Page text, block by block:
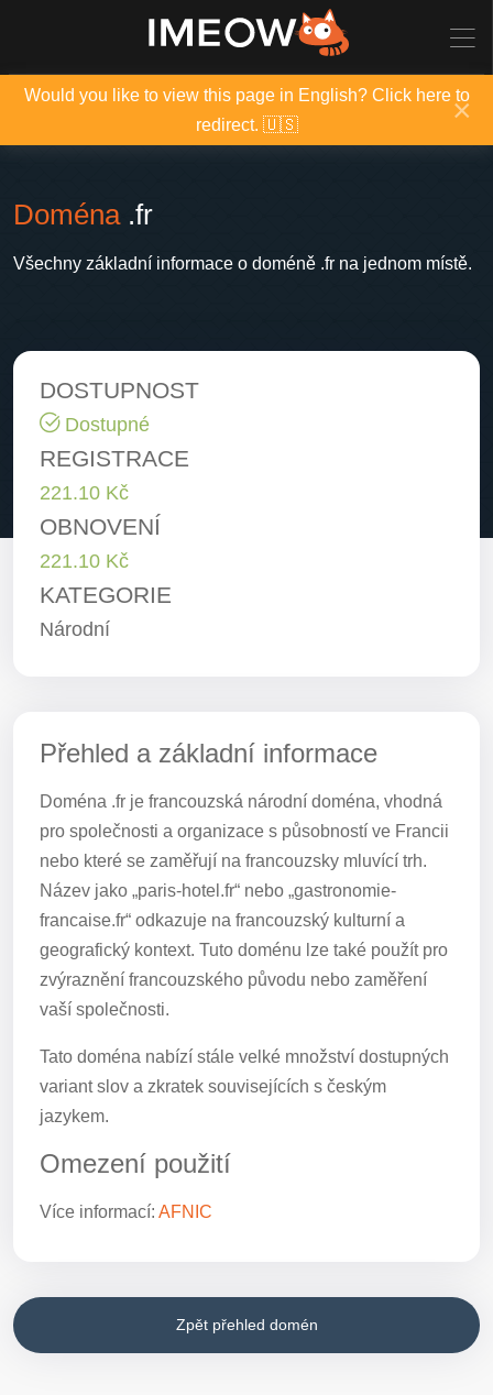
Would you like to view this page in English? Click here to
redirect. 🇺🇸
×
Doména.fr
Všechny základní informace o doméně .fr na jednom místě.
DOSTUPNOST
Dostupné
REGISTRACE
221.10 Kč
OBNOVENÍ
221.10 Kč
KATEGORIE
Národní
Přehled a základní informace
Doména .fr je francouzská národní doména, vhodná
pro společnosti a organizace s působností ve Francii
nebo které se zaměřují na francouzsky mluvící trh.
Název jako „paris-hotel.fr“ nebo „gastronomie-
francaise.fr“ odkazuje na francouzský kulturní a
geografický kontext. Tuto doménu lze také použít pro
zvýraznění francouzského původu nebo zaměření
vaší společnosti.
Tato doména nabízí stále velké množství dostupných
variant slov a zkratek souvisejících s českým
jazykem.
Omezení použití
Více informací: AFNIC
Zpět přehled domén